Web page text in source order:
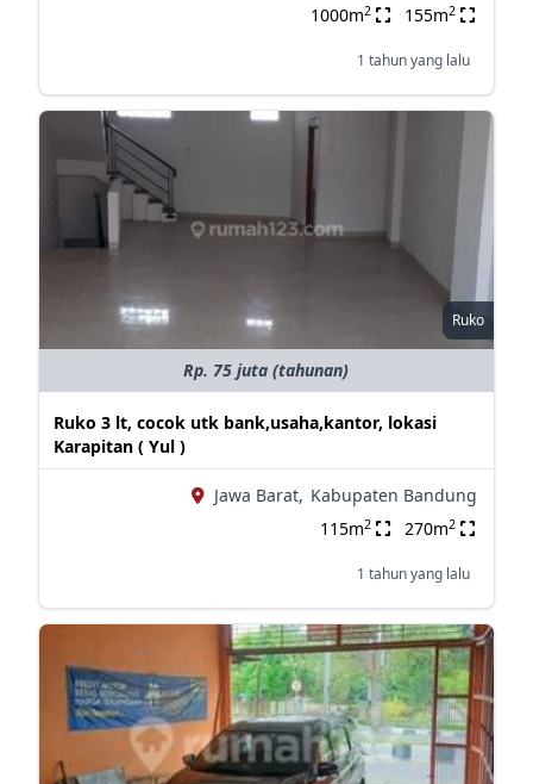
1000m2 155m2
1 tahun yang lalu
Ruko
Rp. 75 juta (tahunan)
Ruko 3 lt, cocok utk bank,usaha,kantor, lokasi
Karapitan ( Yul )
Jawa Barat, Kabupaten Bandung
115m2 270m2
1 tahun yang lalu